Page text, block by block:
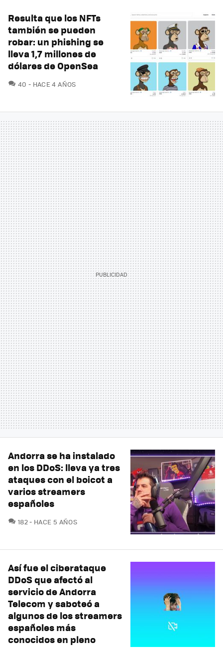
Resulta que los NFTs
también se pueden
robar: un phishing se
lleva 1,7 millones de
dólares de OpenSea
40 COMENTARIOS
HACE 4 AÑOS
Andorra se ha instalado
en los DDoS: lleva ya tres
ataques con el boicot a
varios streamers
españoles
182COMENTARIOS
HACE 5 AÑOS
Así fue el ciberataque
DDoS que afectó al
servicio de Andorra
Telecom y saboteó a
algunos de los streamers
españoles más
conocidos en pleno